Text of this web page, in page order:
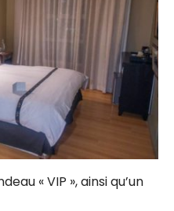
« VIP », ainsi qu’un